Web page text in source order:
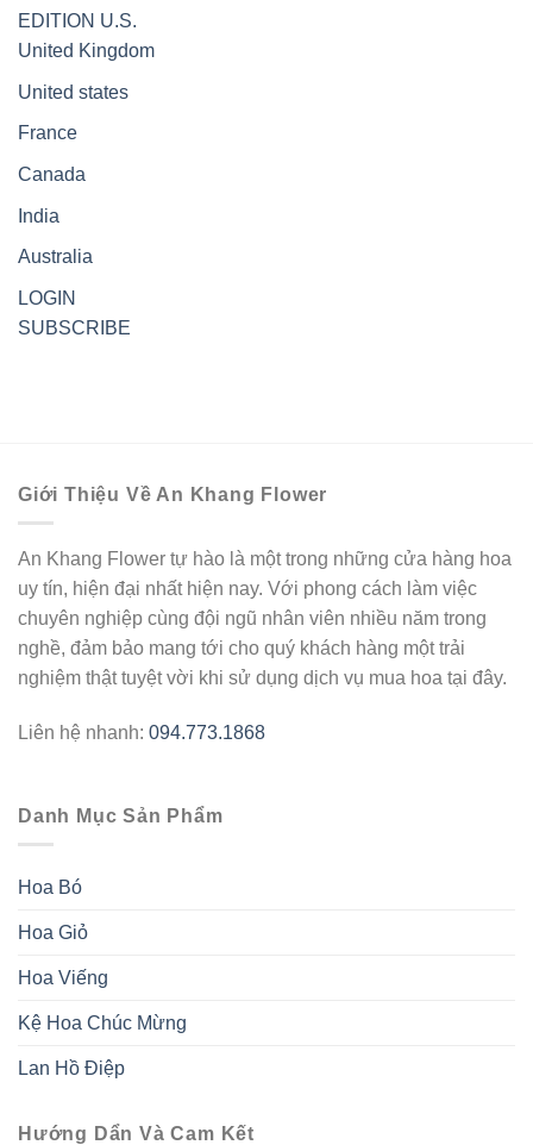
EDITION U.S.
United Kingdom
United states
France
Canada
India
Australia
LOGIN
SUBSCRIBE
Giới Thiệu Về An Khang Flower
An Khang Flower tự hào là một trong những cửa hàng hoa
uy tín, hiện đại nhất hiện nay. Với phong cách làm việc
chuyên nghiệp cùng đội ngũ nhân viên nhiều năm trong
nghề, đảm bảo mang tới cho quý khách hàng một trải
nghiệm thật tuyệt vời khi sử dụng dịch vụ mua hoa tại đây.
Liên hệ nhanh: 094.773.1868
Danh Mục Sản Phẩm
Hoa Bó
Hoa Giỏ
Hoa Viếng
Kệ Hoa Chúc Mừng
Lan Hồ Điệp
Hướng Dẩn Và Cam Kết